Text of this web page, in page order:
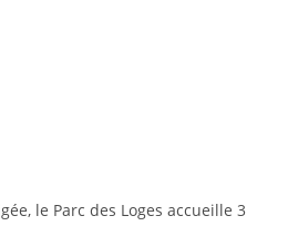
le Parc des Loges accueille 3